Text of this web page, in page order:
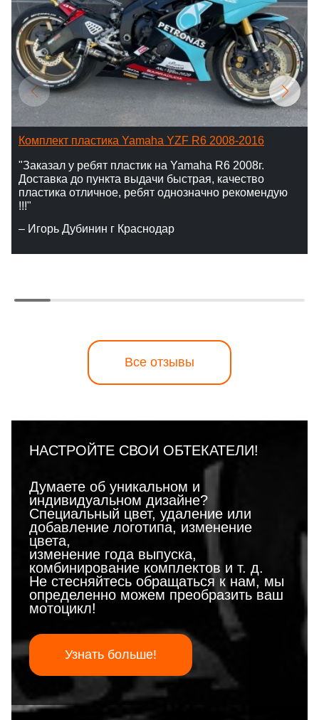
Комплект пластика Yamaha YZF R6 2008-2016
"Заказал у ребят пластик на Yamaha R6 2008г.
Доставка до пункта выдачи быстрая, качество
пластика отличное, ребят однозначно рекомендую
!!!"
– Игорь Дубинин г Краснодар
Все отзывы
НАСТРОЙТЕ СВОИ ОБТЕКАТЕЛИ!
Думаете об уникальном и
индивидуальном дизайне?
Специальный цвет, удаление или
добавление логотипа, изменение
цвета,
изменение года выпуска,
комбинирование комплектов и т. д.
Не стесняйтесь обращаться к нам, мы
определенно можем преобразить ваш
мотоцикл!
Узнать больше!